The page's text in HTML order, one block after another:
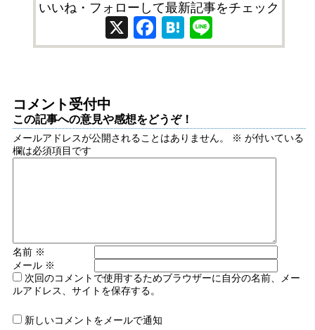
いいね・フォローして最新記事をチェック
X Facebook
Hatena
コメント受付中
この記事への意見や感想をどうぞ！
メールアドレスが公開されることはありません。 ※ が付いている
欄は必須項目です
名前 ※
メール ※
次回のコメントで使用するためブラウザーに自分の名前、メー
ルアドレス、サイトを保存する。
新しいコメントをメールで通知